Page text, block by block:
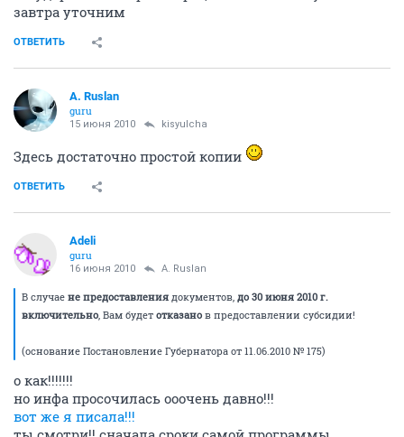
завтра уточним
ОТВЕТИТЬ
A. Ruslan
guru
15 июня 2010 kisyulcha
Здесь достаточно простой копии
ОТВЕТИТЬ
Adeli
guru
16 июня 2010 A. Ruslan
В случае не предоставления документов, до 30 июня 2010 г.
включительно , Вам будет отказано в предоставлении субсидии!
(основание Постановление Губернатора от 11.06.2010 № 175)
о как!!!!!!!
но инфа просочилась ооочень давно!!!
вот же я писала!!!